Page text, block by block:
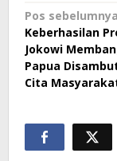
Navigasi
pos
Pos sebelumnya
Keberhasilan
Jokowi
Papua
Cita